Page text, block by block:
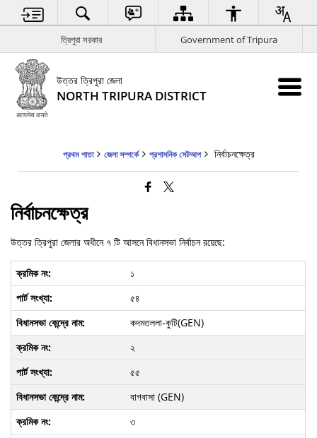
ত্রিপুরা সরকার Government of Tripura
উত্তর ত্রিপুরা জেলা
NORTH TRIPURA DISTRICT
প্রথম পাতা জেলা সম্পর্কে প্রশাসনিক সেটআপ নির্বাচনক্ষেত্র
নির্বাচনক্ষেত্র
উত্তর ত্রিপুরা জেলার অধীনে ৭ টি আসনে বিধানসভা নির্বাচন রয়েছে:
১
৫৪
কদমতললা-কুটি(GEN)
২
৫৫
বাগবাসা (GEN)
৩